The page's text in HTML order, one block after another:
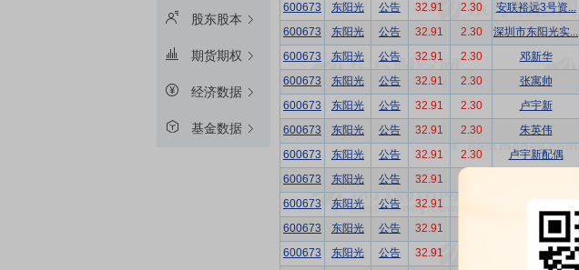
股东股本
期货期权
经济数据
基金数据
600673
东阳光 公告 32.91 2.30 安联裕远3号资...
600673
东阳光 公告 32.91 2.30 深圳市东阳光实...
600673
东阳光 公告 32.91 2.30 邓新华
600673
东阳光 公告 32.91 2.30 张寓帅
600673
东阳光 公告 32.91 2.30 卢宇新
600673
东阳光 公告 32.91 2.30 朱英伟
600673
东阳光 公告 32.91 2.30 卢宇新配偶
600673
东阳光 公告 32.91
600673
东阳光 公告 32.91 朱英伟
600673
东阳光 公告 32.91 深圳市东阳光实...
600673
东阳光 公告 32.91 平安期货安盈【...